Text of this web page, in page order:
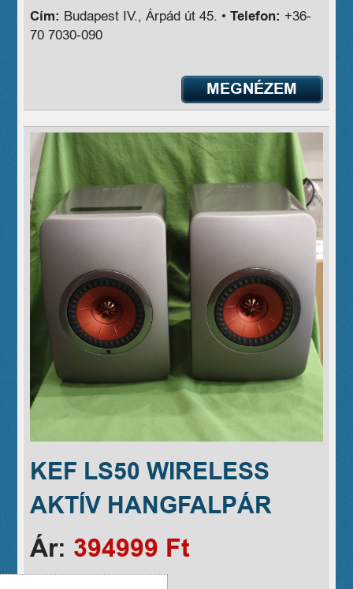
Cím: Budapest IV., Árpád út 45. •Telefon: +36-
70 7030-090
MEGNÉZEM
KEF LS50 WIRELESS
AKTÍV HANGFALPÁR
Ár: 394999 Ft